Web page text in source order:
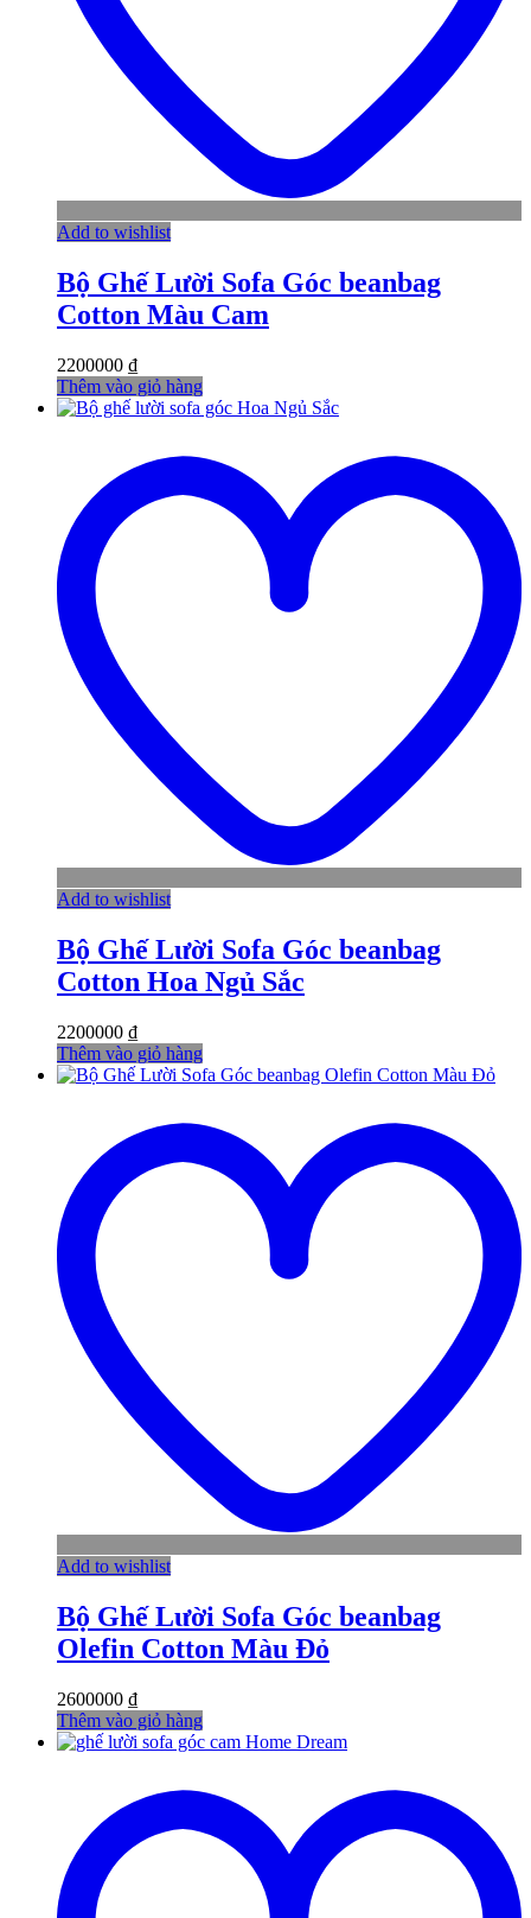
Add to wishlist
Bộ Ghế Lười Sofa Góc beanbag
Cotton Màu Cam
2200000 ₫
Thêm vào giỏ hàng
Add to wishlist
Bộ Ghế Lười Sofa Góc beanbag
Cotton Hoa Ngủ Sắc
2200000 ₫
Thêm vào giỏ hàng
Add to wishlist
Bộ Ghế Lười Sofa Góc beanbag
Olefin Cotton Màu Đỏ
2600000 ₫
Thêm vào giỏ hàng